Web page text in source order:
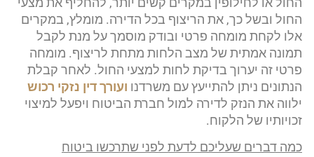
החול ובשל כך, את הריצוף בכל הדירה. מומלץ, במקרים
אלו לקחת מומחה פרטי ובודק מוסמך על מנת לקבל
תמונה אמתית של מצב הלחות מתחת לריצוף. מומחה
פרטי זה יערוך בדיקת לחות למצעי החול. לאחר קבלת
הנתונים ניתן להתייעץ עם משרדנו ועורך דין נזקי רכוש
ילווה את הנזק לדירה למול חברת הביטוח ויפעל למיצוי
זכויותיו של הלקוח.
כמה דברים שעליכם לדעת לפני שתרכשו ביטוח